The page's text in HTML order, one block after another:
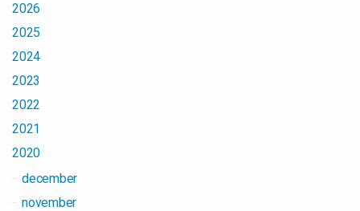
2026
2025
2024
2023
2022
2021
2020
december
november